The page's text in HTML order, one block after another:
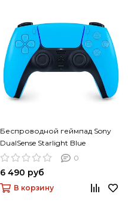
Беспроводной геймпад Sony
DualSense Starlight Blue
(звездный синий)
0
6 490 руб
В корзину